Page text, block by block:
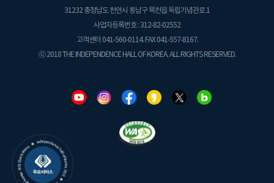
31232 충청남도 천안시 동남구 목천읍 독립기념관로 1
사업자등록번호 : 312-82-02552
고객센터 041-560-0114. FAX 041-557-8167.
ⓒ 2018 THE INDEPENDENCE HALL OF KOREA. ALL RIGHTS RESERVED.